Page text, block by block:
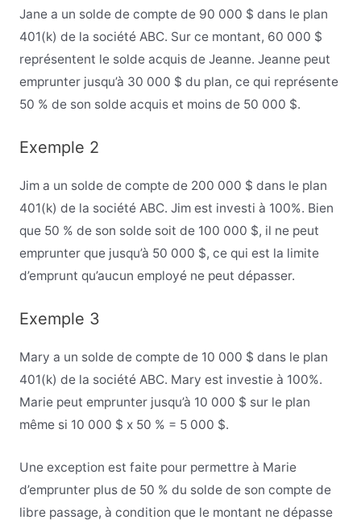
Jane a un solde de compte de 90 000 $ dans le plan
401(k) de la société ABC. Sur ce montant, 60 000 $
représentent le solde acquis de Jeanne. Jeanne peut
emprunter jusqu’à 30 000 $ du plan, ce qui représente
50 % de son solde acquis et moins de 50 000 $.
Exemple 2
Jim a un solde de compte de 200 000 $ dans le plan
401(k) de la société ABC. Jim est investi à 100%. Bien
que 50 % de son solde soit de 100 000 $, il ne peut
emprunter que jusqu’à 50 000 $, ce qui est la limite
d’emprunt qu’aucun employé ne peut dépasser.
Exemple 3
Mary a un solde de compte de 10 000 $ dans le plan
401(k) de la société ABC. Mary est investie à 100%.
Marie peut emprunter jusqu’à 10 000 $ sur le plan
même si 10 000 $ x 50 % = 5 000 $.
Une exception est faite pour permettre à Marie
d’emprunter plus de 50 % du solde de son compte de
libre passage, à condition que le montant ne dépasse